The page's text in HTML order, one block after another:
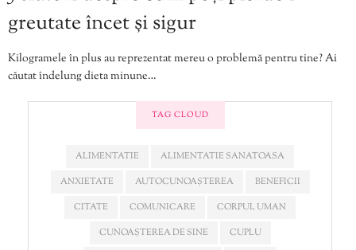
greutate încet și sigur
Kilogramele în plus au reprezentat mereu o problemă pentru tine? Ai
căutat îndelung dieta minune…
TAG CLOUD
ALIMENTATIE
ALIMENTATIE SANATOASA
ANXIETATE
AUTOCUNOAȘTEREA
BENEFICII
CITATE
COMUNICARE
CORPUL UMAN
CUNOAȘTEREA DE SINE
CUPLU